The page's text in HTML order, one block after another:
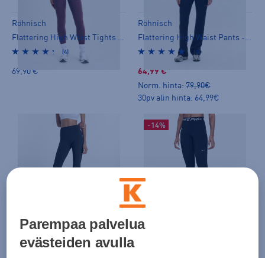
Röhnisch
(4)
69,90 €
Röhnisch
(3)
64,99 €
Norm. hinta: 79,90€
30pv alin hinta: 64,99€
Sleek Pocket High Rise Legging 27'' - treenitrikoot
(1)
-14%
Parempaa palvelua
evästeiden avulla